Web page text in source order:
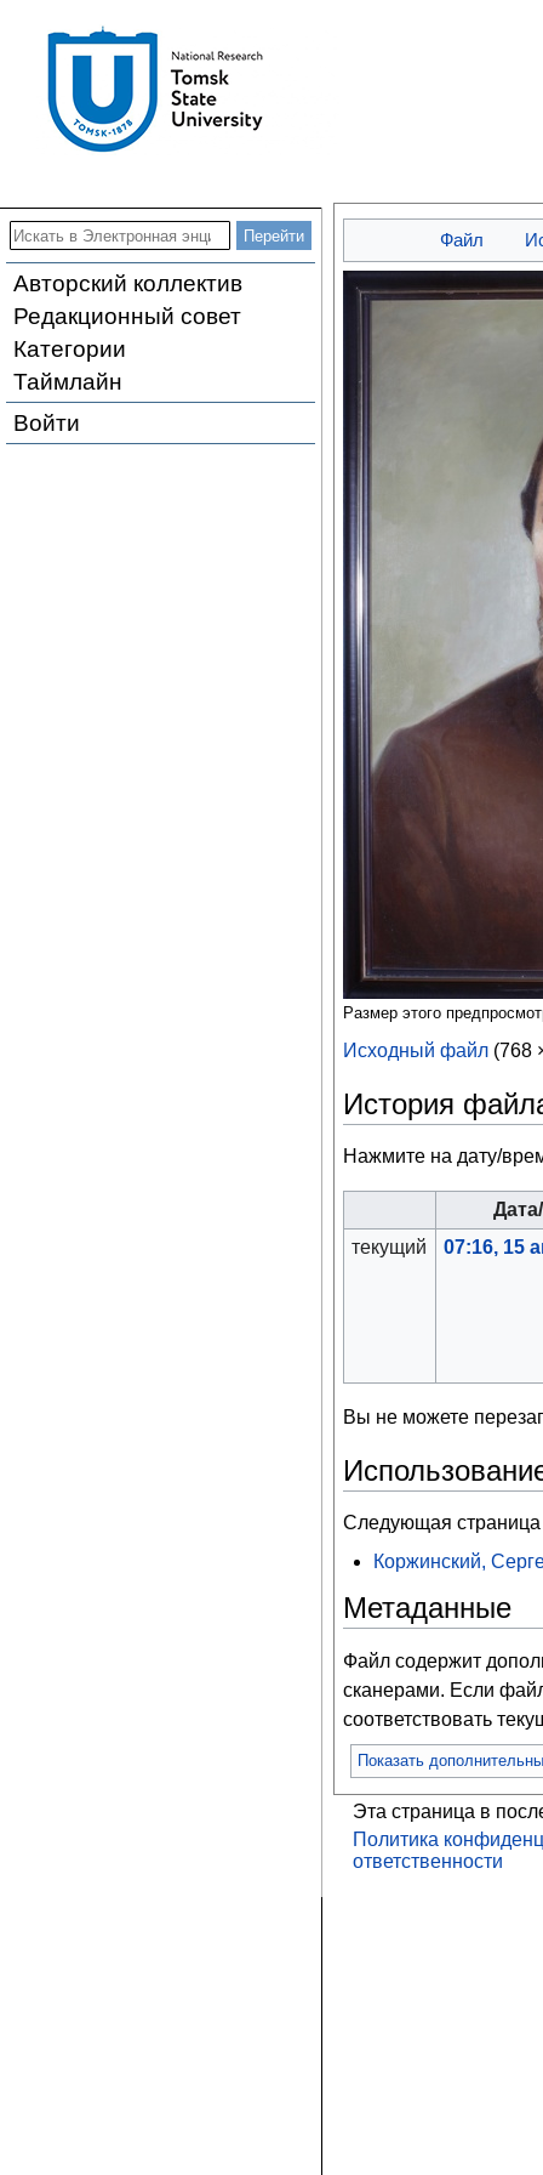
Авторский коллектив
Редакционный совет
Категории
Таймлайн
Войти
Файл
Размер этого
Исходный файл‎ (768
История
Нажмите на дату/
текущий
07:16, 15
Вы не можете
Следующая страница
Коржинский,
Метаданные
Файл содержит
сканерами. Если
соответствовать
Показать
Эта страница в
Политика
ответственности